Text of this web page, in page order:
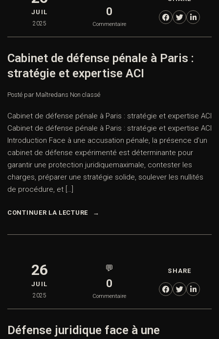
JUIL
2025
0
Commentaire
Cabinet de défense pénale à Paris :
stratégie et expertise ACI
Posté par Maîtredans Non classé
Cabinet de défense pénale à Paris : stratégie et expertise ACI
Cabinet de défense pénale à Paris : stratégie et expertise ACI
Introduction Face à une accusation pénale, la présence d’un
cabinet de défense expérimenté est déterminante pour
garantir une protection juridiquemaximale, contester les
charges, préparer une stratégie solide, soulever les nullités
de procédure, et […]
CONTINUER LA LECTURE
26
JUIL
2025
💬
0
Commentaire
SHARE
Défense juridique face à une